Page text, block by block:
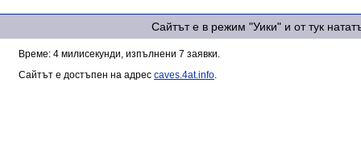
Сайтът е в режим "Уики" и от тук
Време: 4 милисекунди, изпълнени 7 заявки.
Сайтът е достъпен на адрес caves.4at.info.